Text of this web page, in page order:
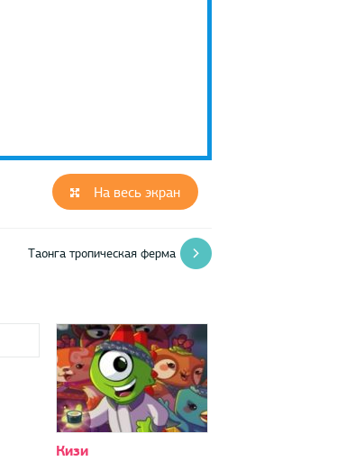
На весь экран
Таонга тропическая ферма
Кизи